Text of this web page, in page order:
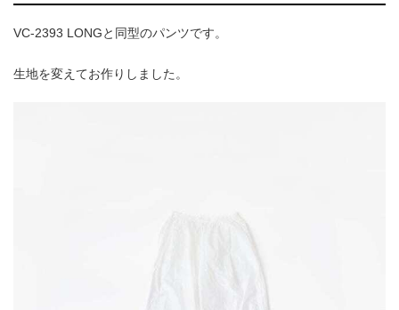
VC-2393 LONGと同型のパンツです。
生地を変えてお作りしました。